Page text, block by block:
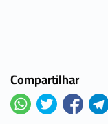
Compartilhar